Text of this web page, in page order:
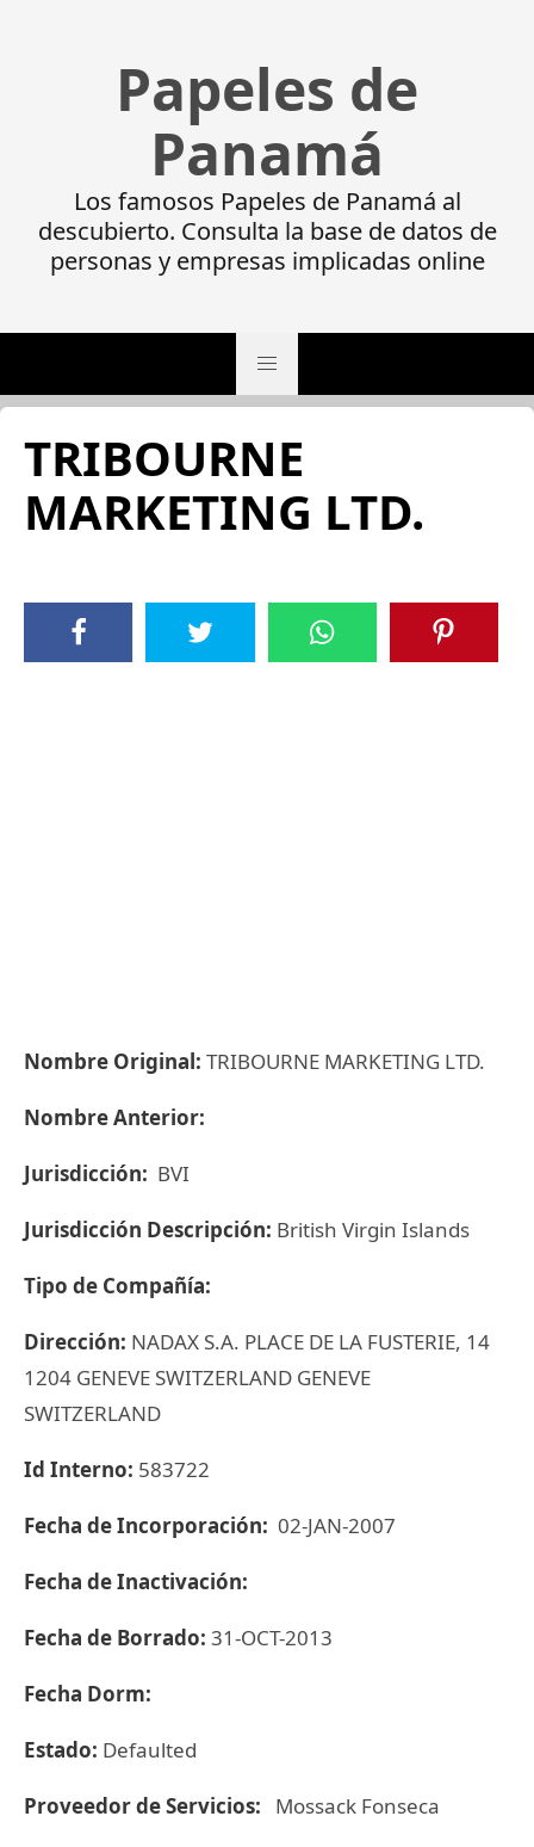
Papeles de
Panamá
Los famosos Papeles de Panamá al
descubierto. Consulta la base de datos de
personas y empresas implicadas online
TRIBOURNE
MARKETING LTD.
Nombre Original: TRIBOURNE MARKETING LTD.
Nombre Anterior:
Jurisdicción: BVI
Jurisdicción Descripción: British Virgin Islands
Tipo de Compañía:
Dirección: NADAX S.A. PLACE DE LA FUSTERIE, 14
1204 GENEVE SWITZERLAND GENEVE
SWITZERLAND
Id Interno: 583722
Fecha de Incorporación: 02-JAN-2007
Fecha de Inactivación:
Fecha de Borrado: 31-OCT-2013
Fecha Dorm:
Estado: Defaulted
Proveedor de Servicios: Mossack Fonseca